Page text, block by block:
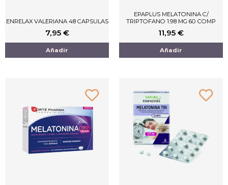
ENRELAX VALERIANA 48 CAPSULAS
7,95 €
Añadir
EPAPLUS MELATONINA C/
TRIPTOFANO 1.98 MG 60 COMP
11,95 €
Añadir